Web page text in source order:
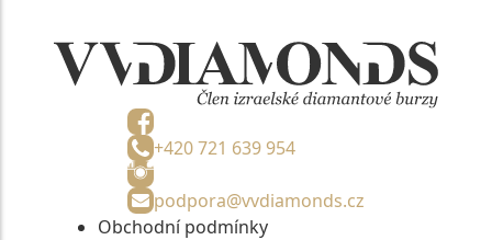
+420 721 639 954
podpora@vvdiamonds.cz
Obchodní podmínky